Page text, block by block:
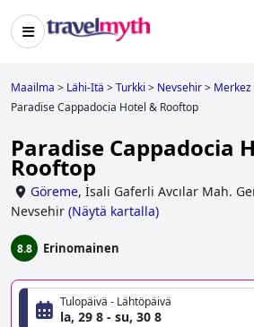
Maailma > Lähi-Itä >Turkki > Nevsehir> Merkez
Paradise Cappadocia Hotel & Rooftop
Paradise Cappadocia
Rooftop
Göreme, İsali Gaferli Avcılar Mah.
Nevsehir (Näytä kartalla)
8.8 Erinomainen
Tulopäivä - Lähtöpäivä
la, 29 8 - su, 30 8